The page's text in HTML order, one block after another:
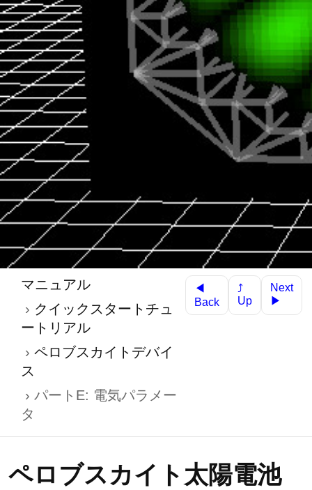
マニュアル
クイックスタートチュ
ートリアル
ペロブスカイトデバイ
ス
パートE: 電気パラメー
タ
◀
Back
⤴
Up
Next
▶
ペロブスカイト太陽電池